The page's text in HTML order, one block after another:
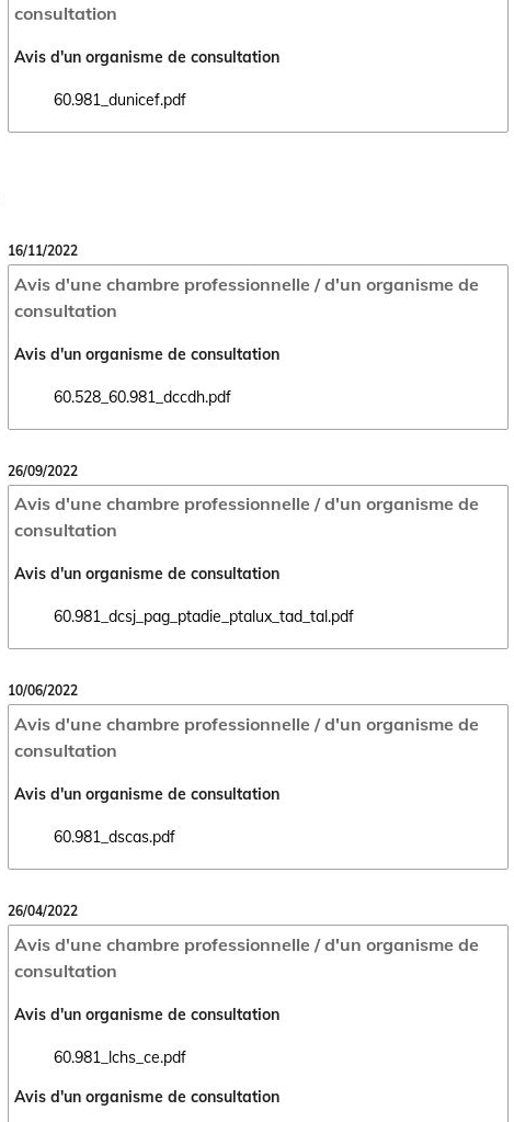
consultation
Avis d'un organisme de consultation
60.981_dunicef.pdf
Ouvrir le document 60.981_dunicef.pdf dans un nouvel onglet
16/11/2022
Avis d'une chambre professionnelle / d'un organisme de
consultation
Avis d'un organisme de consultation
60.528_60.981_dccdh.pdf
Ouvrir le document 60.528_60.981_dccdh.pdf dans un nouvel onglet
26/09/2022
Avis d'une chambre professionnelle / d'un organisme de
consultation
Avis d'un organisme de consultation
60.981_dcsj_pag_ptadie_ptalux_tad_tal.pdf
Ouvrir le document 60.981_dcsj_pag_ptadie_ptalux_tad_tal.pdf dans
10/06/2022
Avis d'une chambre professionnelle / d'un organisme de
consultation
Avis d'un organisme de consultation
60.981_dscas.pdf
Ouvrir le document 60.981_dscas.pdf dans un nouvel onglet
26/04/2022
Avis d'une chambre professionnelle / d'un organisme de
consultation
Avis d'un organisme de consultation
60.981_lchs_ce.pdf
Ouvrir le document 60.981_lchs_ce.pdf dans un nouvel onglet
Avis d'un organisme de consultation